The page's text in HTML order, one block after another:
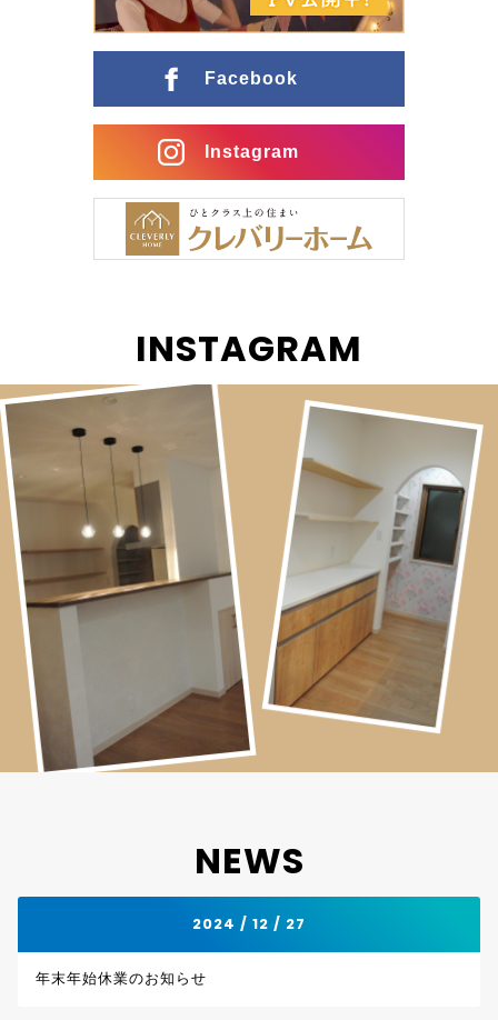
趣味のバイクは専用のインナーガレージを設け、リビ
ングとの行き来がスムーズな間取りに インナーガレー
ジ […]
Facebook
Instagram
INSTAGRAM
NEWS
2024 / 12 / 27
年末年始休業のお知らせ